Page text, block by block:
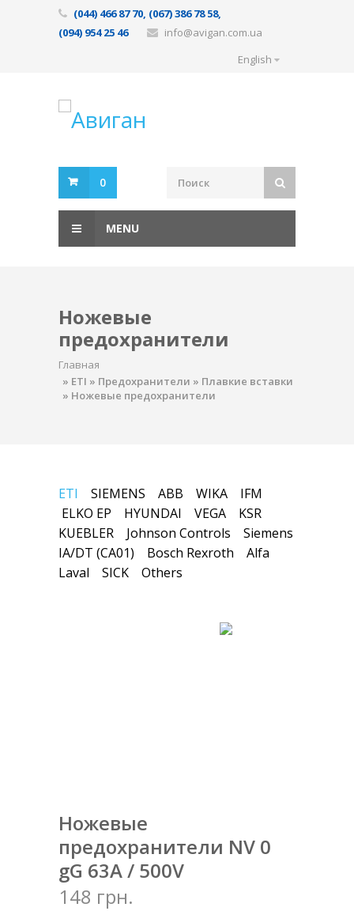
(044) 466 87 70, (067) 386 78 58,
(094) 954 25 46
info@avigan.com.ua
English
0
MENU
Ножевые
предохранители
Главная
» ETI » Предохранители » Плавкие вставки
» Ножевые предохранители
ETI SIEMENS ABB WIKA
IFM
ELKO EP
HYUNDAI VEGA
KSR
KUEBLER
Johnson Controls
Siemens
IA/DT (CA01)
Bosch Rexroth
Alfa
Laval
SICK Others
Ножевые
предохранители NV 0
gG 63A / 500V
148 грн.